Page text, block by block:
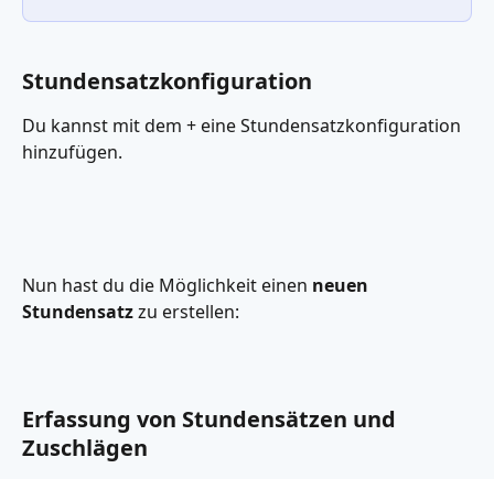
Stundensatzkonfiguration
Du kannst mit dem + eine Stundensatzkonfiguration
hinzufügen.
Nun hast du die Möglichkeit einen neuen
Stundensatz zu erstellen:
Erfassung von Stundensätzen und
Zuschlägen